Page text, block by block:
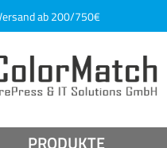
springen
ab 200/750€
PRODUKTE